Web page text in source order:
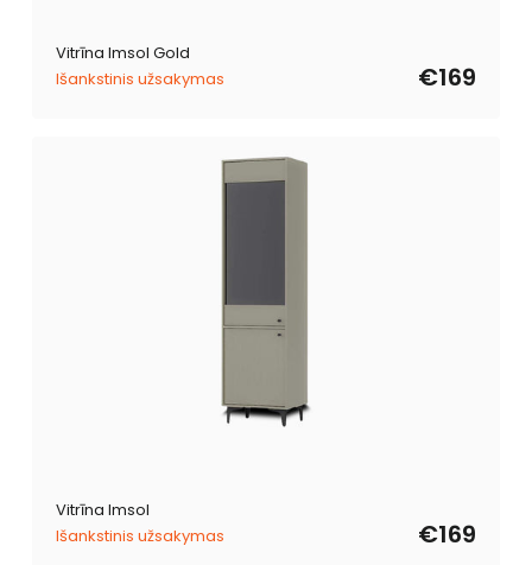
Vitrīna Imsol Gold
Išankstinis užsakymas
€169
Vitrīna Imsol
Išankstinis užsakymas
€169